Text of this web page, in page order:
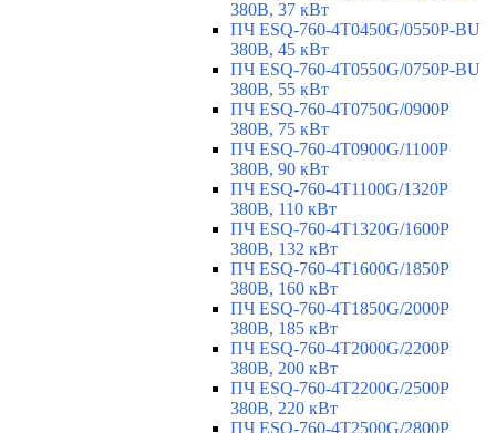
380В, 37 кВт
ПЧ ESQ-760-4T0450G/0550P-BU
380В, 45 кВт
ПЧ ESQ-760-4T0550G/0750P-BU
380В, 55 кВт
ПЧ ESQ-760-4T0750G/0900P
380В, 75 кВт
ПЧ ESQ-760-4T0900G/1100P
380В, 90 кВт
ПЧ ESQ-760-4T1100G/1320P
380В, 110 кВт
ПЧ ESQ-760-4T1320G/1600P
380В, 132 кВт
ПЧ ESQ-760-4T1600G/1850P
380В, 160 кВт
ПЧ ESQ-760-4T1850G/2000P
380В, 185 кВт
ПЧ ESQ-760-4T2000G/2200P
380В, 200 кВт
ПЧ ESQ-760-4T2200G/2500P
380В, 220 кВт
ПЧ ESQ-760-4T2500G/2800P